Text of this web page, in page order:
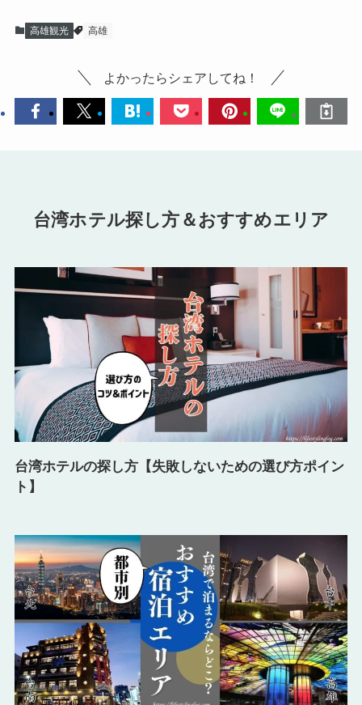
高雄観光 高雄
よかったらシェアしてね！
台湾ホテル探し方＆おすすめエリア
台湾ホテルの探し方【失敗しないための選び方ポイン
ト】